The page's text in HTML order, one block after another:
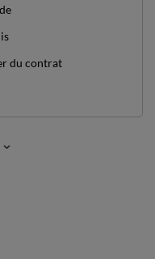
du contrat